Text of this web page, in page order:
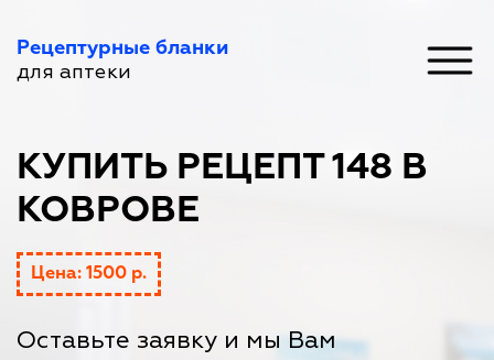
Рецептурные бланки
для аптеки
КУПИТЬ РЕЦЕПТ 148 В
КОВРОВЕ
Цена: 1500 р.
Оставьте заявку и мы Вам